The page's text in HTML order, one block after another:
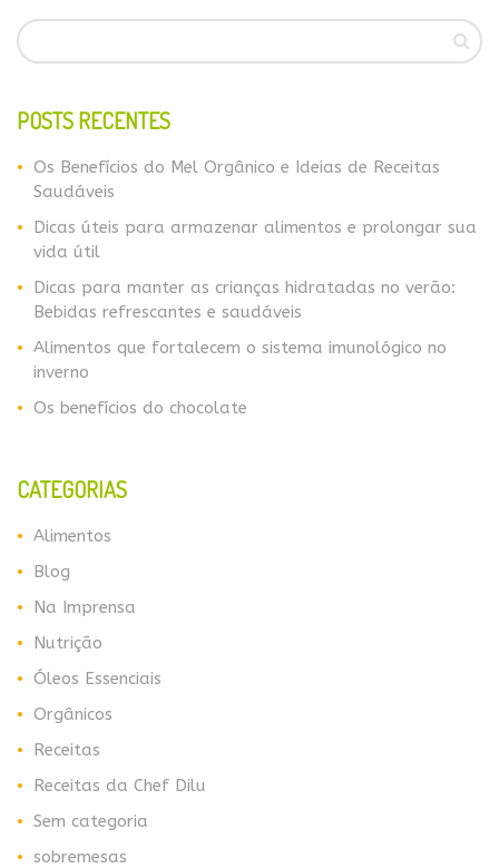
POSTS RECENTES
Os Benefícios do Mel Orgânico e Ideias de Receitas
Saudáveis
Dicas úteis para armazenar alimentos e prolongar sua
vida útil
Dicas para manter as crianças hidratadas no verão:
Bebidas refrescantes e saudáveis
Alimentos que fortalecem o sistema imunológico no
inverno
​​Os benefícios do chocolate
CATEGORIAS
Alimentos
Blog
Na Imprensa
Nutrição
Óleos Essenciais
Orgânicos
Receitas
Receitas da Chef Dilu
Sem categoria
sobremesas